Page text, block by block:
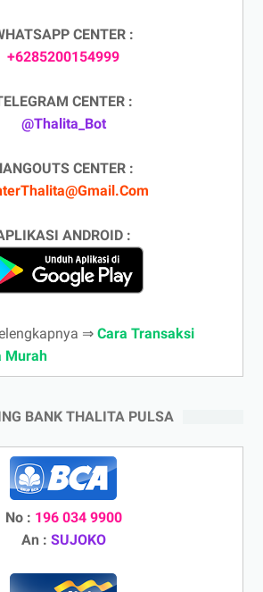
CENTER :
+6285200154999
CENTER :
@Thalita_Bot
CENTER :
ANDROID :
⇒ Cara Transaksi
Murah
BANK THALITA PULSA
No : 196 034 9900
An : SUJOKO